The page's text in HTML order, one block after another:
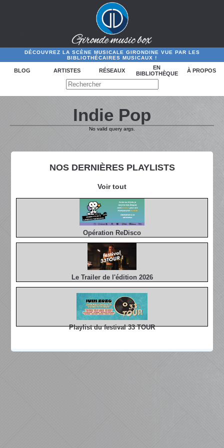
DÉCOUVREZ LA SCÈNE MUSICALE GIRONDINE VUE PAR LES
BIBLIOTHÉCAIRES MUSICAUX !
BLOG ARTISTES RÉSEAUX
EN
BIBLIOTHÈQUE
À PROPOS
NOS DERNIÈRES PLAYLISTS
Voir tout
Opération ReDisco
Le Trailer de l'édition 2026
Playlist du festival 33 TOUR
Indie Pop
No valid query args.